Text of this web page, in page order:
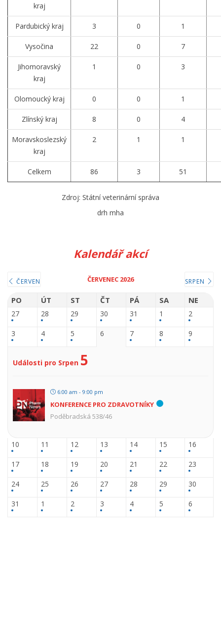
kraj
Pardubický kraj 3 0 1
Vysočina 22 0 7
Jihomoravský
kraj
1 0 3
Olomoucký kraj 0 0 1
Zlínský kraj 8 0 4
Moravskoslezský
kraj
2 1 1
Celkem 86 3 51
Zdroj: Státní veterinární správa
drh mha
Kalendář akcí
ČERVEN ČERVENEC 2026 SRPEN
PO ÚT ST ČT PÁ SA NE
27 28 29 30 31 1 2
3 4 5 6 7 8 9
Události pro Srpen 5
6:00 am - 9:00 pm
KONFERENCE PRO ZDRAVOTNÍKY
Poděbradská 538/46
10 11 12 13 14 15 16
17 18 19 20 21 22 23
24 25 26 27 28 29 30
31 1 2 3 4 5 6